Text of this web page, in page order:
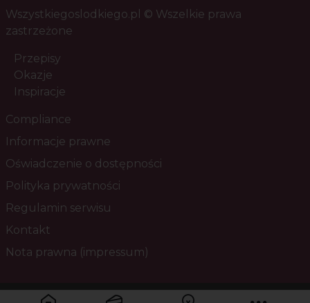
Wszystkiegoslodkiego.pl © Wszelkie prawa
zastrzeżone
Przepisy
Okazje
Inspiracje
Compliance
Informacje prawne
Oświadczenie o dostępności
Polityka prywatności
Regulamin serwisu
Kontakt
Nota prawna (impressum)